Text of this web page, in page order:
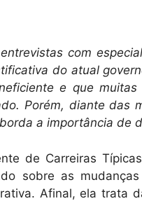
com
do atual
e que
Porém, diante das
a importância de
de Carreiras
sobre as
Afinal, ela trata